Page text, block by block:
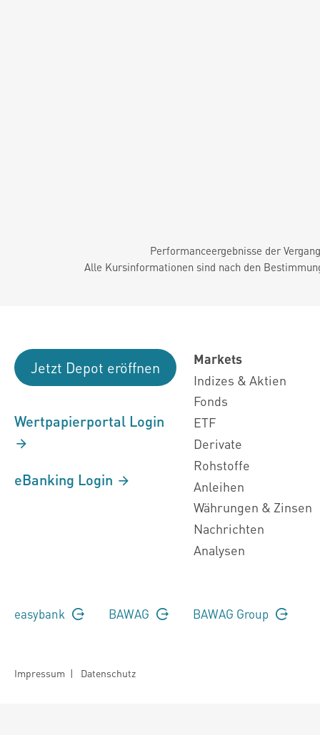
Performanceergebnisse der
Alle Kursinformationen sind nach den
Jetzt Depot eröffnen
Wertpapierportal Login
eBanking Login
Markets
Indizes & Aktien
Fonds
ETF
Derivate
Rohstoffe
Anleihen
Währungen & Zinsen
Nachrichten
Analysen
easybank BAWAG BAWAG Group
Impressum | Datenschutz